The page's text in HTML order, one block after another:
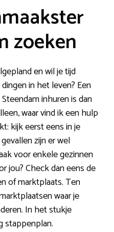
zoeken
en wil je tijd
in het leven? Een
inhuren is dan
waar vind ik een hulp
kijk eerst eens in je
zijn er wel
voor enkele gezinnen
jou? Check dan eens de
of marktplaats. Ten
waar je
In het stukje
stappenplan.